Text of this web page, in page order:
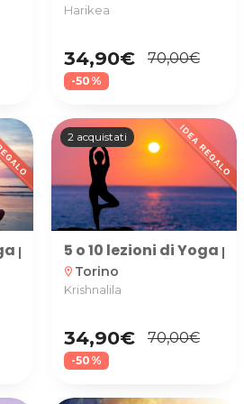
Harikea
34,90€ 70,00€
-50%
per 1 o 2 persone da 60
2 acquistati
5 o 10 lezioni di Yoga
location_on Torino
Krishnalila
34,90€ 70,00€
-50%